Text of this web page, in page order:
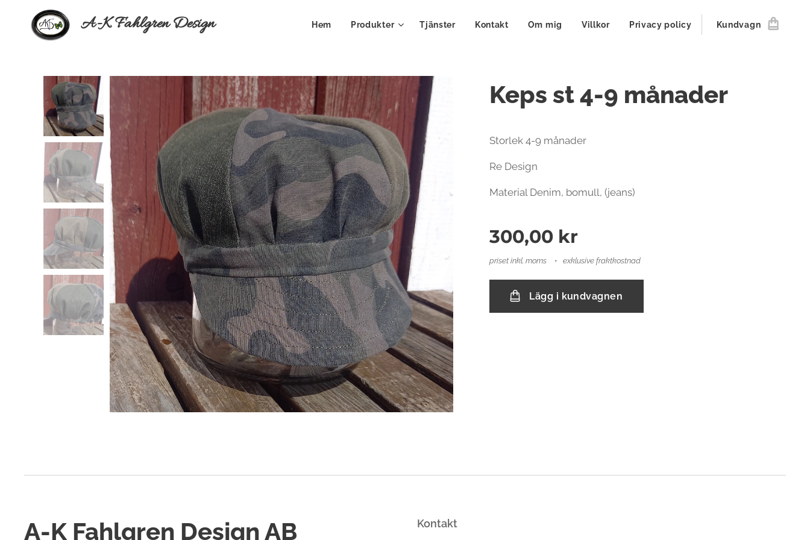
A-K Fahlgren Design Hem Produkter Tjänster Kontakt Om mig Villkor Privacy policy Kundvagn
Keps st 4-9 månader
Storlek 4-9 månader
Re Design
Material Denim, bomull, (jeans)
300,00 kr
priset inkl. moms exklusive fraktkostnad
Lägg i kundvagnen
A-K Fahlgren Design AB Kontakt